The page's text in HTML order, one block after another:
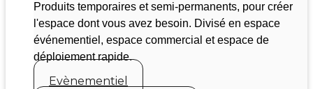
Produits temporaires et semi-permanents, pour créer
l'espace dont vous avez besoin. Divisé en espace
événementiel, espace commercial et espace de
déploiement rapide.
Evènementiel